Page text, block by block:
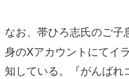
なお、帯ひろ志氏のご子
身のXアカウントにてイ
知している。『がんば